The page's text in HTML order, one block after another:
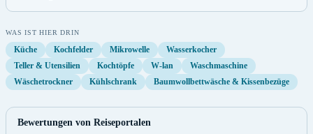
WAS IST HIER DRIN
Küche Kochfelder Mikrowelle
Wasserkocher
Teller & Utensilien
Kochtöpfe W-lan
Waschmaschine
Wäschetrockner
Kühlschrank Baumwollbettwäsche & Kissenbezüge
Bewertungen von Reiseportalen